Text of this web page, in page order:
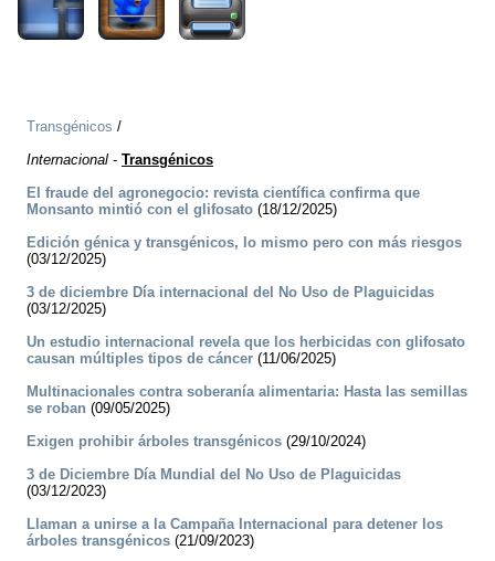
Transgénicos /
Internacional - Transgénicos
El fraude del agronegocio: revista científica confirma que
Monsanto mintió con el glifosato (18/12/2025)
Edición génica y transgénicos, lo mismo pero con más riesgos
(03/12/2025)
3 de diciembre Día internacional del No Uso de Plaguicidas
(03/12/2025)
Un estudio internacional revela que los herbicidas con glifosato
causan múltiples tipos de cáncer (11/06/2025)
Multinacionales contra soberanía alimentaria: Hasta las semillas
se roban (09/05/2025)
Exigen prohibir árboles transgénicos (29/10/2024)
3 de Diciembre Día Mundial del No Uso de Plaguicidas
(03/12/2023)
Llaman a unirse a la Campaña Internacional para detener los
árboles transgénicos (21/09/2023)